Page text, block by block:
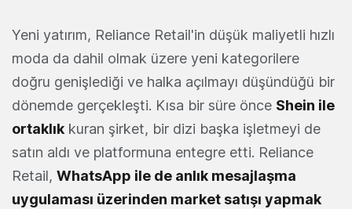
Yeni yatırım, Reliance Retail'in düşük maliyetli hızlı
moda da dahil olmak üzere yeni kategorilere
doğru genişlediği ve halka açılmayı düşündüğü bir
dönemde gerçekleşti. Kısa bir süre önce Shein ile
ortaklık kuran şirket, bir dizi başka işletmeyi de
satın aldı ve platformuna entegre etti. Reliance
Retail, WhatsApp ile de anlık mesajlaşma
uygulaması üzerinden market satışı yapmak